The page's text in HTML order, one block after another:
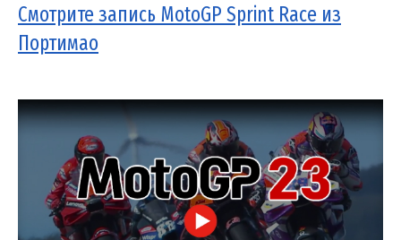
Смотрите запись MotoGP Sprint Race из
Портимао